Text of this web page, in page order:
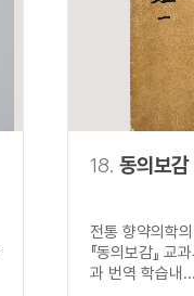
18. 동의보감
전통 향약의학
『동의보감』 교
과 번역 학습내